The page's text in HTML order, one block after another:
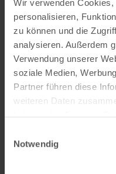
Wir verwenden
personalisieren,
zu können und die
analysieren. Außerdem
Verwendung unserer
soziale Medien,
Partner führen diese
weiteren Daten
Notwendig